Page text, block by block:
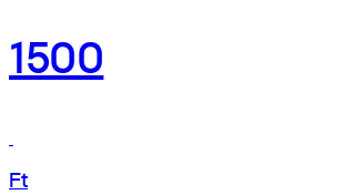
1500
Ft